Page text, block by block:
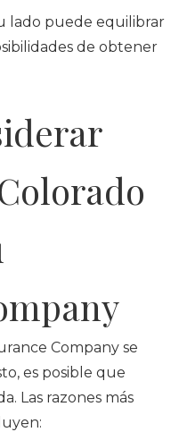
lado puede equilibrar
de obtener
Company se
es posible que
Las razones más